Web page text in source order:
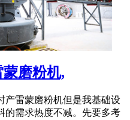
磨粉机,
产雷蒙磨粉机但是我基础设
的需求热度不减。先要多考